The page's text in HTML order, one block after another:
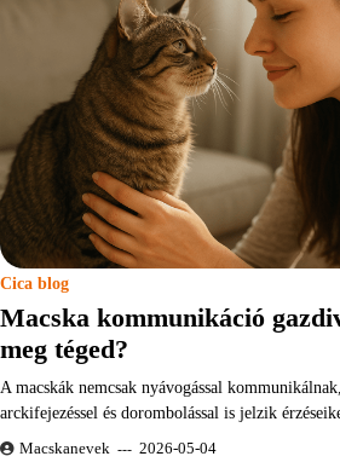
Cica blog
Macska kommunikáció
meg téged?
A macskák nemcsak nyávogással
arckifejezéssel és dorombolással is jelzik
Macskanevek 2026-05-04